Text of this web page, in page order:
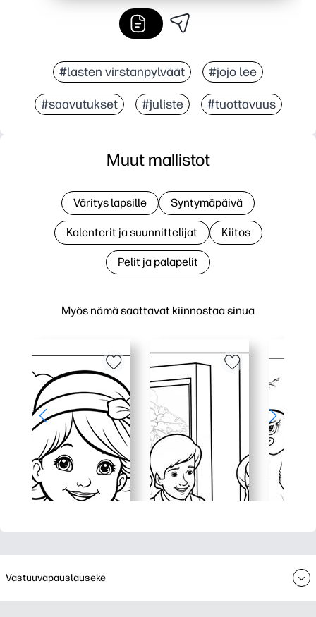
#lasten virstanpylväät #jojo lee
#saavutukset #juliste #tuottavuus
Myös nämä saattavat kiinnostaa sinua
Muut mallistot
Väritys lapsille Syntymäpäivä
Kalenterit ja suunnittelijat Kiitos
Pelit ja palapelit
Vastuuvapauslauseke